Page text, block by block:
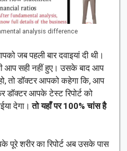
analysis difference
जब पहली बार दवाइयां दी थी।
आप सही नहीं हुए। उसके बाद आप
तो डॉक्टर आपको कहेगा कि, आप
डॉक्टर आपके टेस्ट रिपोर्ट को
देगा।तो यहाँ पर 100% चांस है
पूरे शरीर का रिपोर्ट अब उसके पास